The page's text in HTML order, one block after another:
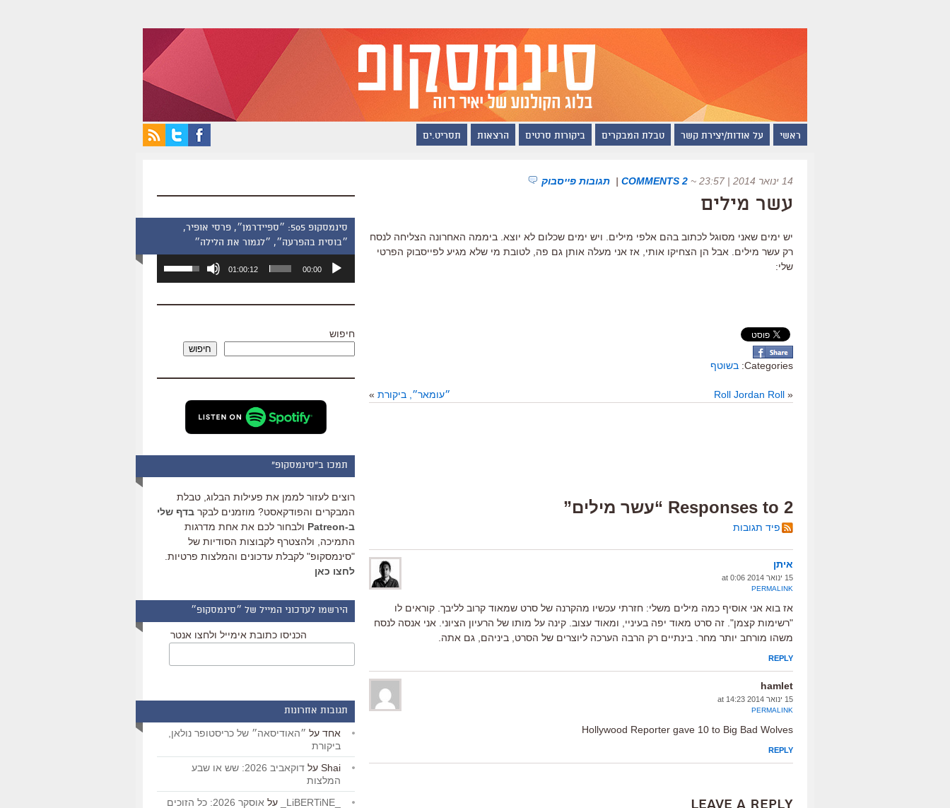
ראשי על אודות/יצירת קשר טבלת המבקרים ביקורות סרטים הרצאות תסריט.ים
14 ינואר 2014 | 23:57 ~
2 COMMENTS
| תגובות פייסבוק
עשר מילים
יש ימים שאני מסוגל לכתוב בהם אלפי מילים. ויש ימים שכלום לא יוצא. ביממה האחרונה הצליחה לנסח
רק עשר מילים. אבל הן הצחיקו אותי, אז אני מעלה אותן גם פה, לטובת מי שלא מגיע לפייסבוק הפרטי
שלי:
Categories: בשוטף
«
Roll Jordan Roll ״עומאר״, ביקורת »
2 Responses to “עשר מילים”
פיד תגובות
איתן
15 ינואר 2014 at 0:06
PERMALINK
אז בוא אני אוסיף כמה מילים משלי: חזרתי עכשיו מהקרנה של סרט שמאוד קרוב לליבך. קוראים לו
"רשימות קצמן". זה סרט מאוד יפה בעיניי, ומאוד עצוב. קינה על מותו של הרעיון הציוני. אני אנסה לנסח
משהו מורחב יותר מחר. בינתיים רק הרבה הערכה ליוצרים של הסרט, ביניהם, גם אתה.
REPLY
hamlet
15 ינואר 2014 at 14:23
PERMALINK
Hollywood Reporter gave 10 to Big Bad Wolves
REPLY
סינמסקופ 505: ״ספיידרמן״, פרסי אופיר,
״בוסית בהפרעה״, ״לגמור את הלילה״
אודיו
00:00
01:00:12
השתמש
כדי
שמע.
חיפוש
חיפוש
תמכו ב"סינמסקופ"
רוצים לעזור לממן את פעילות הבלוג, טבלת
המבקרים והפודקאסט? מוזמנים לבקר בדף שלי
ב-Patreon
ולבחור לכם את אחת מדרגות
התמיכה, ולהצטרף לקבוצות הסודיות של
"סינמסקופ" לקבלת עדכונים והמלצות פרטיות.
לחצו כאן
הירשמו לעדכוני המייל של ״סינמסקופ״
הכניסו כתובת אימייל ולחצו אנטר
תגובות אחרונות
אחד על ״האודיסאה״ של כריסטופר נולאן,
ביקורת
Shai על
דוקאביב 2026: שש או שבע
המלצות
על אוסקר 2026: כל הזוכים